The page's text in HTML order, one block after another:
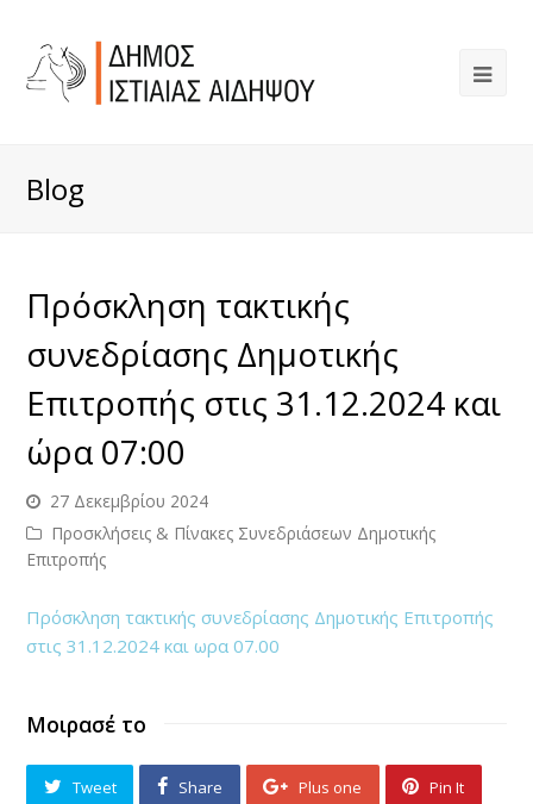
Blog
Πρόσκληση τακτικής
συνεδρίασης Δημοτικής
Επιτροπής στις 31.12.2024 και
ώρα 07:00
27 Δεκεμβρίου 2024
Προσκλήσεις & Πίνακες Συνεδριάσεων Δημοτικής
Επιτροπής
Πρόσκληση τακτικής συνεδρίασης Δημοτικής Επιτροπής
στις 31.12.2024 και ωρα 07.00
Μοιρασέ το
Tweet Share Plus one Pin It